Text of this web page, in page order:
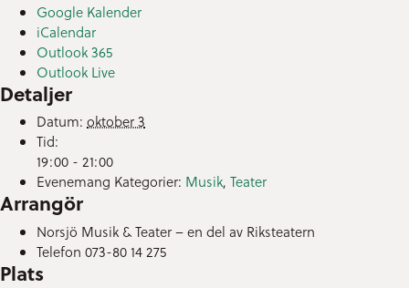
Google Kalender
iCalendar
Outlook 365
Outlook Live
Detaljer
Datum: oktober 3
Tid:
19:00 - 21:00
Evenemang Kategorier: Musik, Teater
Arrangör
Norsjö Musik & Teater – en del av Riksteatern
Telefon 073-80 14 275
Plats